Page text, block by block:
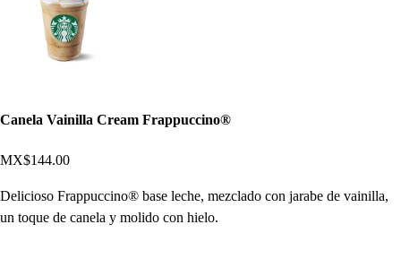
Canela Vainilla Cream Frappuccino®
MX$144.00
Delicioso Frappuccino® base leche, mezclado con jarabe de vainilla,
un toque de canela y molido con hielo.